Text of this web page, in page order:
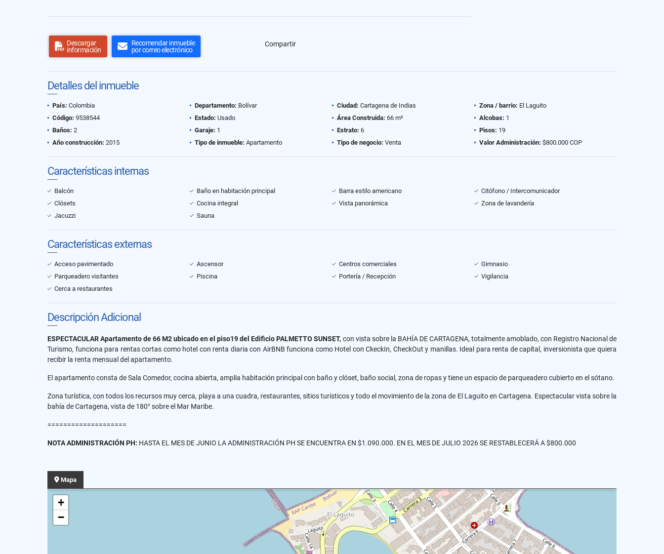
Descargar
información
Recomendar inmueble
por correo electrónico
Compartir
Detalles del inmueble
País: Colombia Departamento: Bolívar Ciudad: Cartagena de Indias Zona / barrio: El Laguito
Código: 9538544 Estado: Usado Área Construida: 66 m² Alcobas: 1
Baños: 2 Garaje: 1 Estrato: 6 Pisos: 19
Año construcción: 2015 Tipo de inmueble: Apartamento Tipo de negocio: Venta Valor Administración: $800.000 COP
Características internas
Balcón Baño en habitación principal Barra estilo americano
Citófono / Intercomunicador
Clósets
Cocina integral Vista panorámica
Zona de lavandería
Jacuzzi
Sauna
Características externas
Acceso pavimentado Ascensor Centros comerciales
Gimnasio
Parqueadero visitantes
Piscina Portería / Recepción
Vigilancia
Cerca a restaurantes
Descripción Adicional
ESPECTACULAR Apartamento de 66 M2 ubicado en el piso19 del Edificio PALMETTO SUNSET, con vista sobre la BAHÍA DE CARTAGENA, totalmente amoblado, con Registro Nacional de
Turismo, funciona para rentas cortas como hotel con renta diaria con AirBNB funciona como Hotel con CkeckIn, CheckOut y manillas. Ideal para renta de capítal, inversionista que quiera
recibir la renta mensual del apartamento.
El apartamento consta de Sala Comedor, cocina abierta, amplia habitación principal con baño y clóset, baño social, zona de ropas y tiene un espacio de parqueadero cubierto en el sótano.
Zona turística, con todos los recursos muy cerca, playa a una cuadra, restaurantes, sitios turísticos y todo el movimiento de la zona de El Laguito en Cartagena. Espectacular vista sobre la
bahía de Cartagena, vista de 180° sobre el Mar Maribe.
====================
NOTA ADMINISTRACIÓN PH: HASTA EL MES DE JUNIO LA ADMINISTRACIÓN PH SE ENCUENTRA EN $1.090.000. EN EL MES DE JULIO 2026 SE RESTABLECERÁ A $800.000
Mapa
+
−